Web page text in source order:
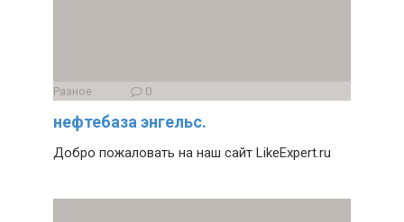
Разное 0
нефтебаза энгельс.
Добро пожаловать на наш сайт LikeExpert.ru